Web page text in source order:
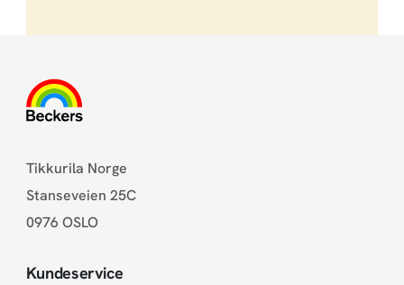
Tikkurila Norge
Stanseveien 25C
0976 OSLO
Kundeservice